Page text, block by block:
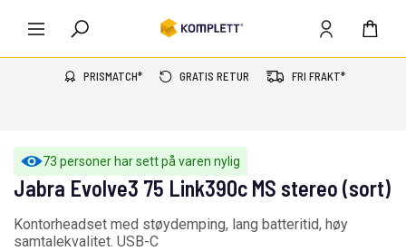
PRISMATCH* GRATIS RETUR FRI FRAKT*
73 personer har sett på varen nylig
Jabra Evolve3 75 Link390c MS stereo (sort)
Kontorheadset med støydemping, lang batteritid, høy
samtalekvalitet. USB-C